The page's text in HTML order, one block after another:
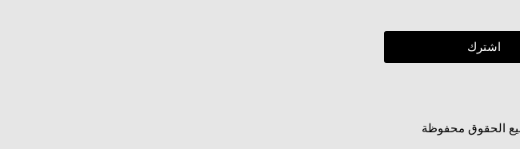
اشترك